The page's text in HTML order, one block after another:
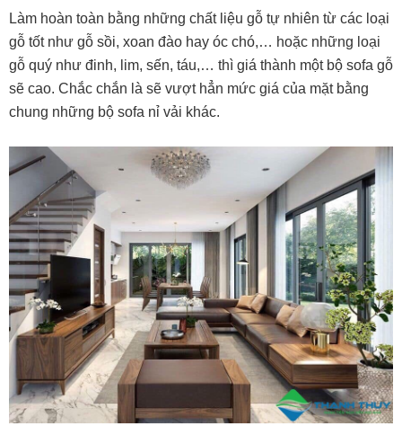
Làm hoàn toàn bằng những chất liệu gỗ tự nhiên từ các loại
gỗ tốt như gỗ sồi, xoan đào hay óc chó,… hoặc những loại
gỗ quý như đinh, lim, sến, táu,… thì giá thành một bộ sofa gỗ
sẽ cao. Chắc chắn là sẽ vượt hẳn mức giá của mặt bằng
chung những bộ sofa nỉ vải khác.